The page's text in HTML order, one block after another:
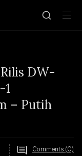
DW-
– Putih
Comments (0)